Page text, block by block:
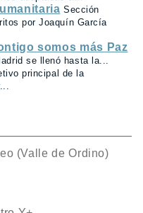
Sección
por Joaquín García
somos más Paz
se llenó hasta la...
principal de la
(Valle de Ordino)